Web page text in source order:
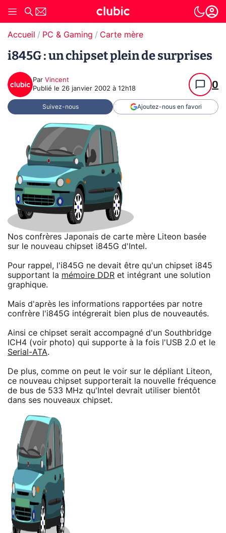
Accueil PC & Gaming Carte mère
i845G : un chipset plein de surprises
Par Vincent
Publié le 26 janvier 2002 à 12h18 0
Suivez-nous Ajoutez-nous en favori
Nos confrères Japonais de carte mère Liteon basée
sur le nouveau chipset i845G d'Intel.
Pour rappel, l'i845G ne devait être qu'un chipset i845
supportant la mémoire DDR et intégrant une solution
graphique.
Mais d'après les informations rapportées par notre
confrère l'i845G intégrerait bien plus de nouveautés.
Ainsi ce chipset serait accompagné d'un Southbridge
ICH4 (voir photo) qui supporte à la fois l'USB 2.0 et le
Serial-ATA.
De plus, comme on peut le voir sur le dépliant Liteon,
ce nouveau chipset supporterait la nouvelle fréquence
de bus de 533 MHz qu'Intel devrait utiliser bientôt
dans ses nouveaux chipset.